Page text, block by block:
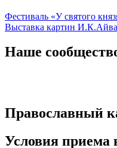
Фестиваль «У святого
Выставка картин
Наше
Православный
Условия приема